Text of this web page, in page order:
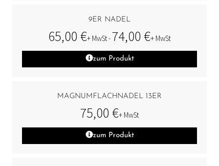
9ER NADEL
65,00 €+ MwSt - 74,00 €+ MwSt
zum Produkt
MAGNUMFLACHNADEL 13ER
75,00 €+ MwSt
zum Produkt